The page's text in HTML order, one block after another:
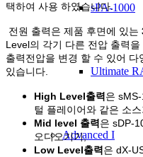
sPA-1000
Ultimate
Advanced I
택하여 사용 하였습니다.
전원 출력은 제품 후면에 있는
Level의 각기 다른 전압 출력
출력전압을 변경 할 수 있어
있습니다.
High Level출력은
털 플레이어와 같은 소스
Mid level 출력은 sDP-
오디오기기,
Low Level출력은 dX-